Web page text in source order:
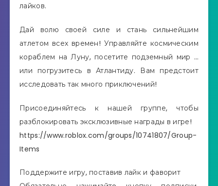
лайков.
Дай волю своей силе и стань сильнейшим
атлетом всех времен! Управляйте космическим
кораблем на Луну, посетите подземный мир …
или погрузитесь в Атлантиду. Вам предстоит
исследовать так много приключений!
Присоединяйтесь к нашей группе, чтобы
разблокировать эксклюзивные награды в игре!
https://www.roblox.com/groups/10741807/Group-
Items
Поддержите игру, поставив лайк и фаворит